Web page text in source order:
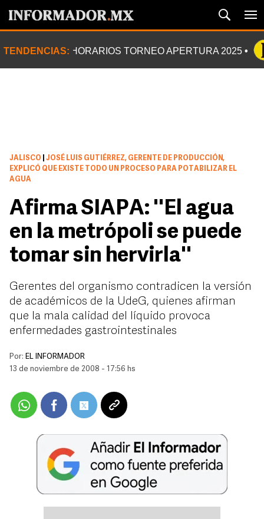
TENDENCIAS: HORARIOS TORNEO APERTURA 2025
JALISCO
JOSÉ LUIS GUTIÉRREZ, GERENTE DE PRODUCCIÓN,
EXPLICÓ QUE EXISTE TODO UN PROCESO PARA POTABILIZAR EL
AGUA
Afirma SIAPA: ''El agua
en la metrópoli se puede
tomar sin hervirla''
Gerentes del organismo contradicen la versión
de académicos de la UdeG, quienes afirman
que la mala calidad del líquido provoca
enfermedades gastrointestinales
Por: EL INFORMADOR
13 de noviembre de 2008 - 17:56 hs